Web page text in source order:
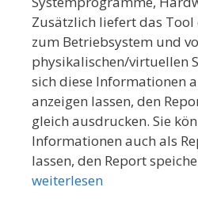
Zusätzlich liefert das Tool
zum Betriebsystem und
physikalischen/virtuellen
sich diese Informationen
anzeigen lassen, den
gleich ausdrucken. Sie
Informationen auch als
lassen, den Report
weiterlesen